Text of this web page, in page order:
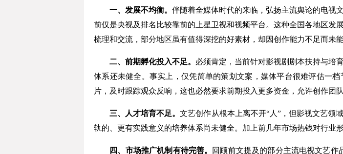
一、发展不均衡。 伴随着全媒体时代的来临，弘扬主流舆论的电视
前仅是央视及排名比较靠前的上星卫视和视频平台。这种全国各地区发
梳理和交流，部分地区虽有值得深挖的好素材，却因创作能力不足而未能
二、前期孵化投入不足。 必须肯定，当前针对影视剧剧本扶持与培
体系还未健全。事实上，仅凭简单的策划文案，媒体平台很难评估一
片，及时跟踪观众反响，这也必然要求前期投入更多资金，允许创作团
三、人才培育不足。文艺创作从根本上离不开“人”，但影视文艺领
轨的、更有实践意义的培养体系尚未健全。加上前几年市场热钱对行业
四、市场推广机制有待完善。
回顾前文提及的部分主流电视文艺作